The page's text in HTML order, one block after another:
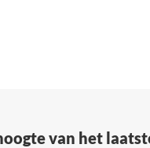
van het